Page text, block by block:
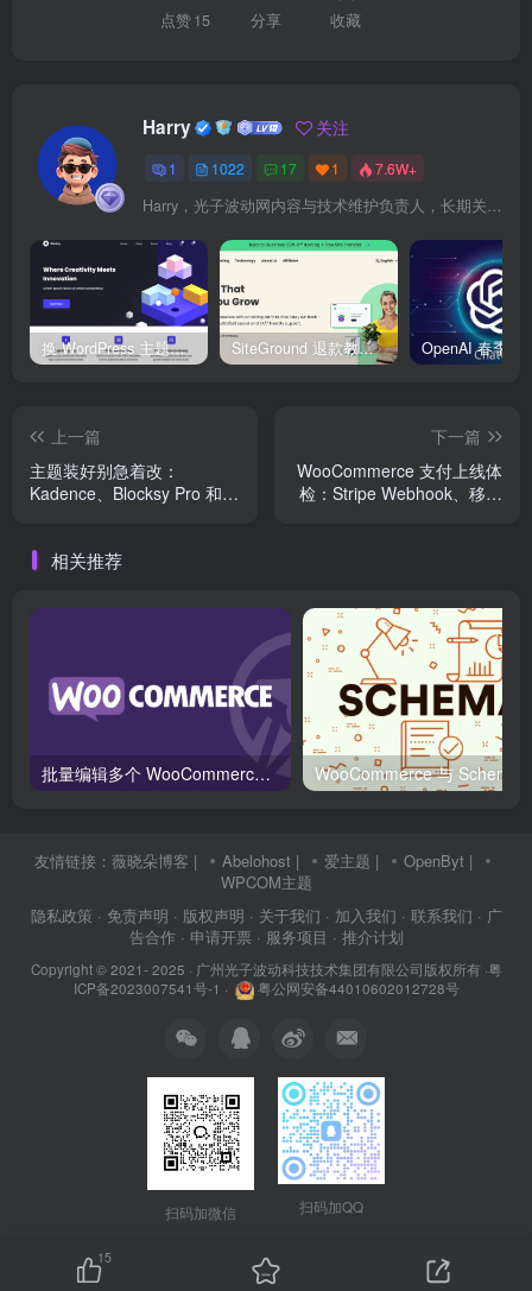
点赞15 分享 收藏
Harry 关注
1 1022 17 1 7.6W+
Harry，光子波动网内容与技术维护负责人，长期关注 WordPress、Elementor、WooCommerce、网站报错修复、性能优化、SEO 内容排期与结构化数据优化。擅长把复杂的网站故障拆成可执行的排查步骤，并持续维护 361sale.com 的 WordPress 实战教程知识库。
换 WordPress 主题前先看这份清单：Kadence、Blocksy Pro 与 WoodMart 的实操配置教程 SiteGround 退款教程：如何获取30天无理由退款服务
上一篇
主题装好别急着改：
Kadence、Blocksy Pro 和
下一篇
WooCommerce 支付上线体
检：Stripe Webhook、移动
相关推荐
批量编辑多个 WooCommerce 产品变体价格的 2 个方法？
友情链接： 薇晓朵博客 | Abelohost | 爱主题 | OpenByt |
WPCOM主题
隐私政策 · 免责声明 · 版权声明 · 关于我们 · 加入我们 · 联系我们 · 广
告合作 · 申请开票 · 服务项目 · 推介计划
Copyright © 2021- 2025 · 广州光子波动科技技术集团有限公司版权所有·粤
ICP备2023007541号-1 · 粤公网安备44010602012728号
扫码加微信 扫码加QQ
15